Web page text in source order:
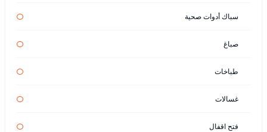
سباك أدوات صحية
صباغ
طباخات
غسالات
فتح اقفال